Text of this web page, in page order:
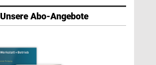
Unsere Abo-Angebote